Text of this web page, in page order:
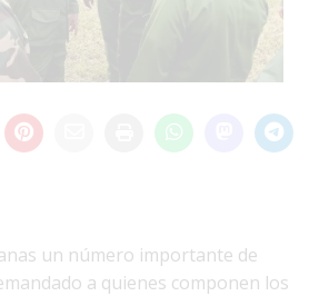
un número importante de
a quienes componen los